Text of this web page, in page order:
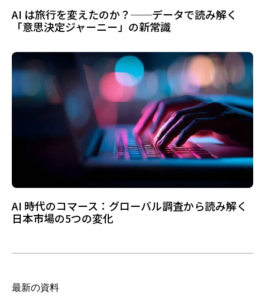
AI は旅行を変えたのか？──データで読み解く
「意思決定ジャーニー」の新常識
AI 時代のコマース：グローバル調査から読み解く
日本市場の5つの変化
最新の資料